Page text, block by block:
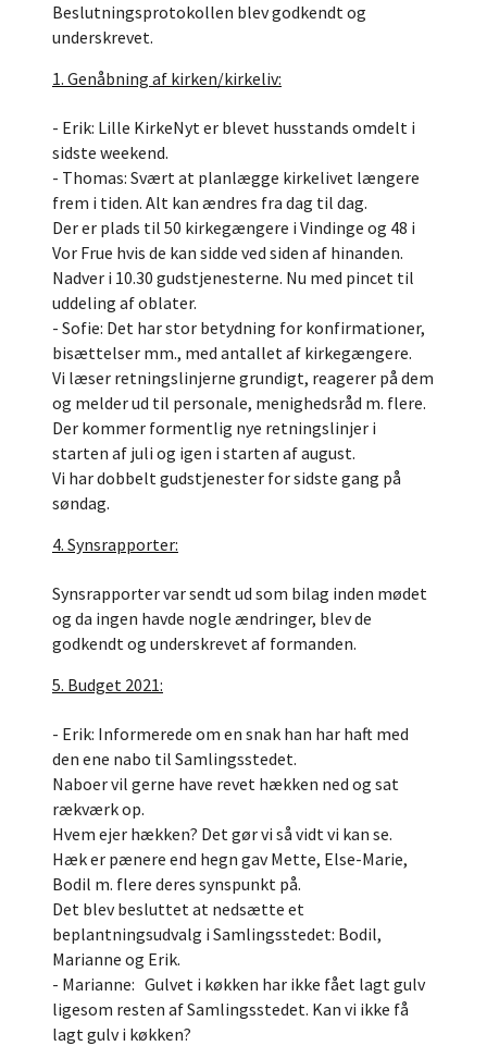
Beslutningsprotokollen blev godkendt og
underskrevet.
1. Genåbning af kirken/kirkeliv:
- Erik: Lille KirkeNyt er blevet husstands omdelt i
sidste weekend.
- Thomas: Svært at planlægge kirkelivet længere
frem i tiden. Alt kan ændres fra dag til dag.
Der er plads til 50 kirkegængere i Vindinge og 48 i
Vor Frue hvis de kan sidde ved siden af hinanden.
Nadver i 10.30 gudstjenesterne. Nu med pincet til
uddeling af oblater.
- Sofie: Det har stor betydning for konfirmationer,
bisættelser mm., med antallet af kirkegængere.
Vi læser retningslinjerne grundigt, reagerer på dem
og melder ud til personale, menighedsråd m. flere.
Der kommer formentlig nye retningslinjer i
starten af juli og igen i starten af august.
Vi har dobbelt gudstjenester for sidste gang på
søndag.
4. Synsrapporter:
Synsrapporter var sendt ud som bilag inden mødet
og da ingen havde nogle ændringer, blev de
godkendt og underskrevet af formanden.
5. Budget 2021:
- Erik: Informerede om en snak han har haft med
den ene nabo til Samlingsstedet.
Naboer vil gerne have revet hækken ned og sat
rækværk op.
Hvem ejer hækken? Det gør vi så vidt vi kan se.
Hæk er pænere end hegn gav Mette, Else-Marie,
Bodil m. flere deres synspunkt på.
Det blev besluttet at nedsætte et
beplantningsudvalg i Samlingsstedet: Bodil,
Marianne og Erik.
- Marianne: Gulvet i køkken har ikke fået lagt gulv
ligesom resten af Samlingsstedet. Kan vi ikke få
lagt gulv i køkken?